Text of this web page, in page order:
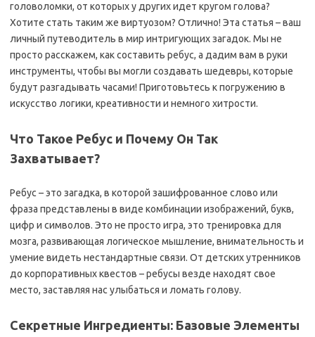
головоломки, от которых у других идет кругом голова?
Хотите стать таким же виртуозом? Отлично! Эта статья – ваш
личный путеводитель в мир интригующих загадок. Мы не
просто расскажем, как составить ребус, а дадим вам в руки
инструменты, чтобы вы могли создавать шедевры, которые
будут разгадывать часами! Приготовьтесь к погружению в
искусство логики, креативности и немного хитрости.
Что Такое Ребус и Почему Он Так
Захватывает?
Ребус – это загадка, в которой зашифрованное слово или
фраза представлены в виде комбинации изображений, букв,
цифр и символов. Это не просто игра, это тренировка для
мозга, развивающая логическое мышление, внимательность и
умение видеть нестандартные связи. От детских утренников
до корпоративных квестов – ребусы везде находят свое
место, заставляя нас улыбаться и ломать голову.
Секретные Ингредиенты: Базовые Элементы